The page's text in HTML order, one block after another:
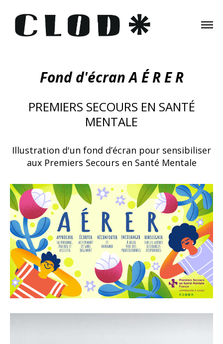
Fond d'écran A É R E R
PREMIERS SECOURS EN SANTÉ
MENTALE
Illustration d'un fond d’écran pour sensibiliser
aux Premiers Secours en Santé Mentale